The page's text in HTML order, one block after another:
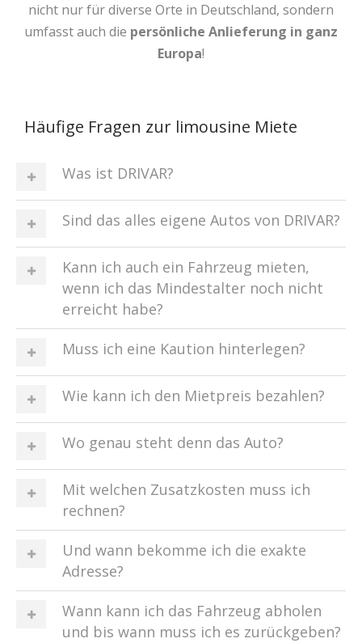
nicht nur für diverse Orte in Deutschland, sondern
umfasst auch die persönliche Anlieferung in ganz
Europa!
Häufige Fragen zur limousine Miete
Was ist DRIVAR?
Sind das alles eigene Autos von DRIVAR?
Kann ich auch ein Fahrzeug mieten,
wenn ich das Mindestalter noch nicht
erreicht habe?
Muss ich eine Kaution hinterlegen?
Wie kann ich den Mietpreis bezahlen?
Wo genau steht denn das Auto?
Mit welchen Zusatzkosten muss ich
rechnen?
Und wann bekomme ich die exakte
Adresse?
Wann kann ich das Fahrzeug abholen
und bis wann muss ich es zurückgeben?